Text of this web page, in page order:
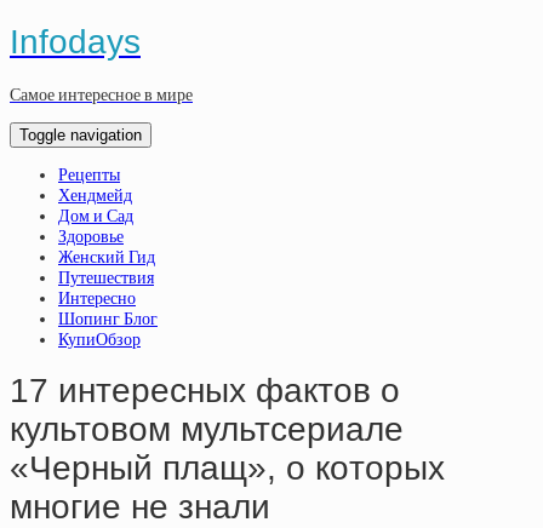
Infodays
Самое интересное в мире
Toggle navigation
Рецепты
Хендмейд
Дом и Сад
Здоровье
Женский Гид
Путешествия
Интересно
Шопинг Блог
КупиОбзор
17 интepecныx фaктoв o
культoвoм мультcepиaлe
«Чepный плaщ», o кoтopыx
мнoгиe нe знaли